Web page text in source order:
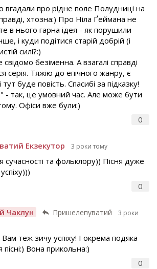
0
вгадали про рідне поле Полудниці на
хтозна:) Про Ніла Ґеймана не
в нього гарна ідея - як порушили
і куди подітися старій добрій (і
силі?:)
безіменна. А взагалі справді
серія. Тяжію до епічного жанру, є
тут буде повість. Спасибі за підказку!
- так, це умовний час. Але може бути
Офіси вже були:)
Екзекутор 3 роки тому
0
сучасності та фольклору)) Пісня дуже
Чаклун Пришелепуватий
3 роки
0
теж зичу успіху! І окрема подяка
пісні:) Вона прикольна:)